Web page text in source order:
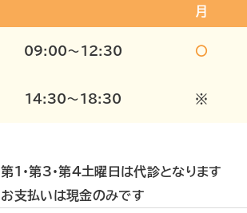
月
09:00〜12:30 〇
14:30〜18:30 ※
第1・第3・第4土曜日は代診となります
お支払いは現金のみです